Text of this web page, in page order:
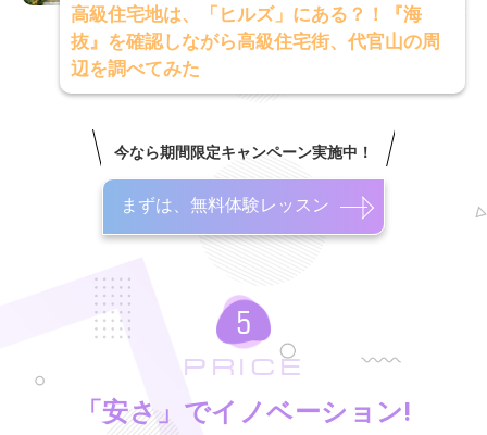
高級住宅地は、「ヒルズ」にある？！『海
抜』を確認しながら高級住宅街、代官山の周
辺を調べてみた
今なら期間限定キャンペーン実施中！
まずは、無料体験レッスン
PRICE
「安さ」でイノベーション!